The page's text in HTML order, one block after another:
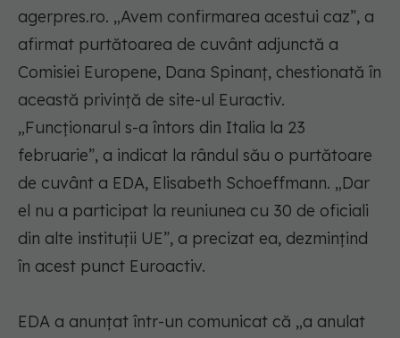
agerpres.ro. „Avem confirmarea acestui caz”, a
afirmat purtătoarea de cuvânt adjunctă a
Comisiei Europene, Dana Spinanţ, chestionată în
această privinţă de site-ul Euractiv.
„Funcţionarul s-a întors din Italia la 23
februarie”, a indicat la rândul său o purtătoare
de cuvânt a EDA, Elisabeth Schoeffmann. „Dar
el nu a participat la reuniunea cu 30 de oficiali
din alte instituţii UE”, a precizat ea, dezminţind
în acest punct Euroactiv.
EDA a anunţat într-un comunicat că „a anulat